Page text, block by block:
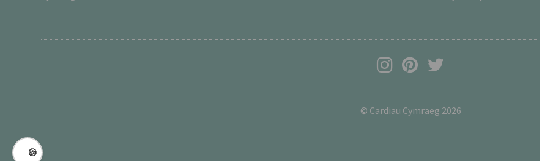
© Cardiau Cymraeg 2026
🍪